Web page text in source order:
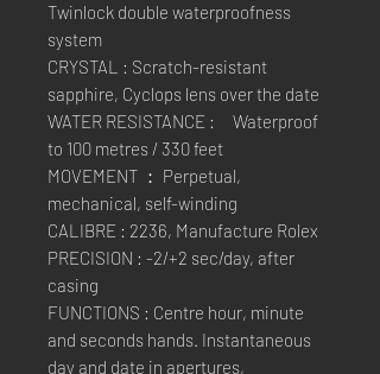
Twinlock double waterproofness
system
CRYSTAL : Scratch-resistant
sapphire, Cyclops lens over the date
WATER RESISTANCE : Waterproof
to 100 metres / 330 feet
MOVEMENT ： Perpetual,
mechanical, self-winding
CALIBRE : 2236, Manufacture Rolex
PRECISION : -2/+2 sec/day, after
casing
FUNCTIONS : Centre hour, minute
and seconds hands. Instantaneous
day and date in apertures,